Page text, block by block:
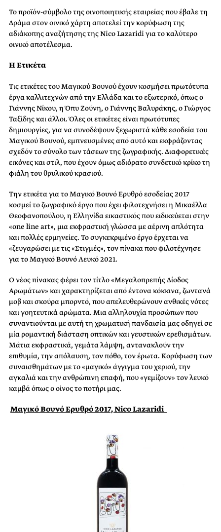
Το προϊόν-σύμβολο της οινοποιητικής εταιρείας που έβαλε τη
Δράμα στον οινικό χάρτη αποτελεί την κορύφωση της
αδιάκοπης αναζήτησης της Nico Lazaridi για το καλύτερο
οινικό αποτέλεσμα.
Η Ετικέτα
Τις ετικέτες του Μαγικού Βουνού έχουν κοσμήσει πρωτότυπα
έργα καλλιτεχνών από την Ελλάδα και το εξωτερικό, όπως ο
Γιάννης Νίκου, η Όπυ Ζούνη, ο Γιάννης Βαλυράκης, ο Γιώργος
Ταξίδης και άλλοι. Όλες οι ετικέτες είναι πρωτότυπες
δημιουργίες, για να συνοδέψουν ξεχωριστά κάθε εσοδεία του
Μαγικού Βουνού, εμπνευσμένες από αυτό και εκφράζοντας
σχεδόν το σύνολο των τάσεων της ζωγραφικής. Διαφορετικές
εικόνες και στιλ, που έχουν όμως αδιόρατο συνδετικό κρίκο τη
φιάλη του θρυλικού κρασιού.
Την ετικέτα για το ΜαγικόΒουνόΕρυθρόεσοδείας 2017
κοσμείτοζωγραφικόέργο πουέχειφιλοτεχνήσει η Μικαέλλα
Θεοφανοπούλου, η Ελληνίδα εικαστικός πουειδικεύεται στην
«one line art», μια εκφραστική γλώσσα με αέρινη απλότητα
και πολλέςερμηνείες. Τοσυγκεκριμένοέργοέρχεται να
«ζευγαρώσει μετις«Στιγμές», τον πίνακα πουφιλοτέχνησε
για το ΜαγικόΒουνόΛευκό2021.
Ο νέος πίνακας φέρειτοντίτλο«ΜεγαλοπρεπήςΔίοδος
Αρωμάτων» και χαρακτηρίζεται από έντονα κόκκινα, ζωντανά
μοβ και σκούρα μπορντό, που απελευθερώνουν ανθικέςνότες
και γοητευτικά αρώματα. Μια αλληλουχία προσώπων που
συναντιούνται με αυτή τη χρωματική πανδαισία μαςοδηγείσε
μία ρομαντική διάσταση οπτικών και γευστικώνερεθισμάτων.
Μάτια εκφραστικά, γεμάτα λάμψη, αντανακλούντην
επιθυμία, την απόλαυση, τον πόθο, τονέρωτα. Κορύφωση των
συναισθημάτων μετο «μαγικό» άγγιγμα τουχεριού, την
αγκαλιά και την ανθρώπινη επαφή, που«γεμίζουν» τονλευκό
καμβά όπως ο οίνοςτο ποτήρι μας.
Μαγικό Βουνό Ερυθρό 2017, Nico Lazaridi